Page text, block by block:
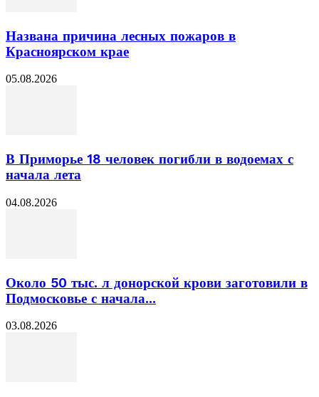
Названа причина лесных пожаров в
Красноярском крае
05.08.2026
В Приморье 18 человек погибли в водоемах с
начала лета
04.08.2026
Около 50 тыс. л донорской крови заготовили в
Подмосковье с начала...
03.08.2026